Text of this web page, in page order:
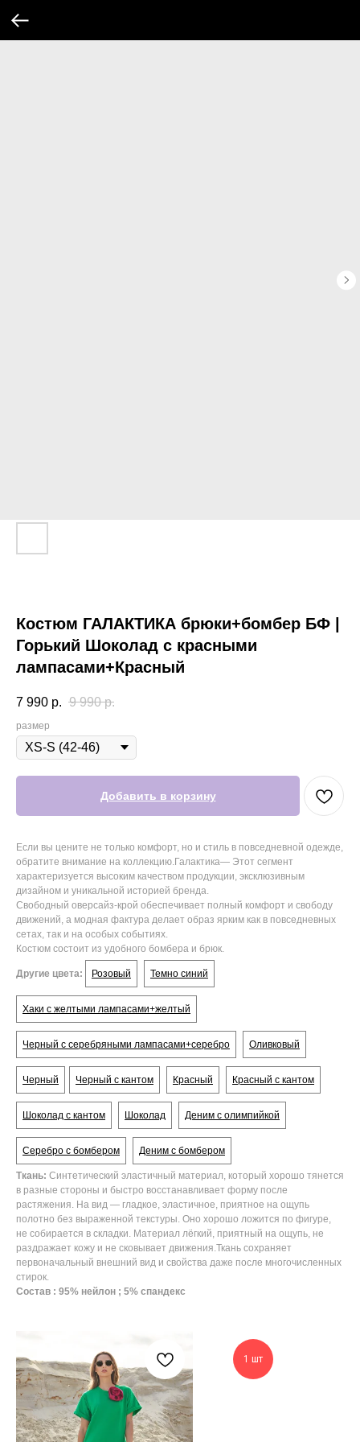
Костюм ГАЛАКТИКА брюки+бомбер БФ |
Горький Шоколад с красными
лампасами+Красный
7 990 р. 9 990 р.
размер
Добавить в корзину
Если вы цените не только комфорт, но и стиль в повседневной одежде,
обратите внимание на коллекцию.Галактика— Этот сегмент
характеризуется высоким качеством продукции, эксклюзивным
дизайном и уникальной историей бренда.
Свободный оверсайз‑крой обеспечивает полный комфорт и свободу
движений, а модная фактура делает образ ярким как в повседневных
сетах, так и на особых событиях.
Костюм состоит из удобного бомбера и брюк.
Другие цвета: Розовый Темно синий
Хаки с желтыми лампасами+желтый
Черный с серебряными лампасами+серебро Оливковый
Черный Черный с кантом Красный Красный с кантом
Шоколад с кантом Шоколад Деним с олимпийкой
Серебро с бомбером Деним с бомбером
Ткань: Синтетический эластичный материал, который хорошо тянется
в разные стороны и быстро восстанавливает форму после
растяжения. На вид — гладкое, эластичное, приятное на ощупь
полотно без выраженной текстуры. Оно хорошо ложится по фигуре,
не собирается в складки. Материал лёгкий, приятный на ощупь, не
раздражает кожу и не сковывает движения.Ткань сохраняет
первоначальный внешний вид и свойства даже после многочисленных
стирок.
Состав : 95% нейлон ; 5% спандекс
1 шт